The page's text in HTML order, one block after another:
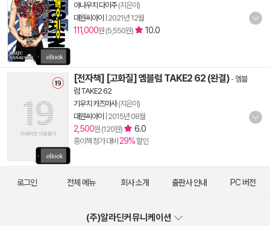
야나우치 다이주(지은이)
대원씨아이
2021년 12월
111,000원 (5,550원) 10.0
[전자책] [고화질] 엠블럼 TAKE2 62 (완결) - 엠블
럼 TAKE2 62
기우치 카즈마사(지은이)
대원씨아이
2015년 08월
2,500원 (120원) 6.0
종이책 정가 대비 29%할인
로그인 전체 메뉴 회사 소개 출판사 안내 PC 버전
(주)알라딘커뮤니케이션